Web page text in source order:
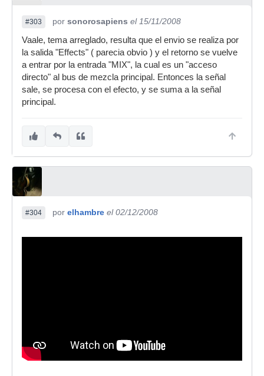
#303 por sonorosapiens el 15/11/2008
Vaale, tema arreglado, resulta que el envio se realiza por
la salida "Effects" ( parecia obvio ) y el retorno se vuelve
a entrar por la entrada "MIX", la cual es un "acceso
directo" al bus de mezcla principal. Entonces la señal
sale, se procesa con el efecto, y se suma a la señal
principal.
#304 por elhambre el 02/12/2008